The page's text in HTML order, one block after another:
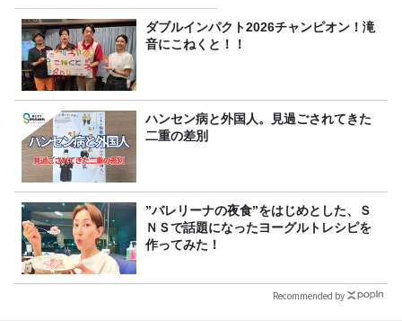
ダブルインパクト2026チャンピオン！滝
音にこねくと！！
ハンセン病と外国人。見過ごされてきた
二重の差別
”バレリーナの夜食”をはじめとした、Ｓ
ＮＳで話題になったヨーグルトレシピを
作ってみた！
Recommended by